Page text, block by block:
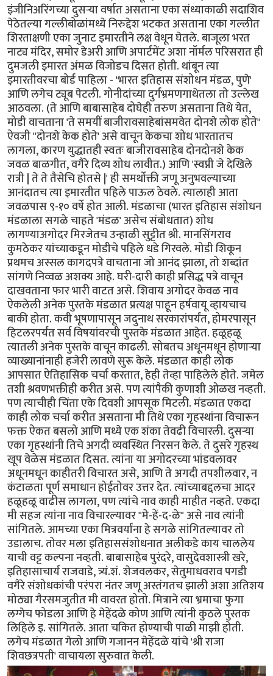
इंजीनिअरिंगच्या दुसर्‍या वर्षात असताना एका संध्याकाळी सदाशिव
पेठेतल्या गल्लीबोळांमध्ये निरुद्देश भटकत असताना एका गल्लीत
शिरताक्षणी एका जुनाट इमारतीने लक्ष वेधून घेतले. बाजूला भरत
नाट्य मंदिर, समोर डेअरी आणि अपार्टमेंट अशा नॉर्मल परिसरात ही
दुमजली इमारत अंमळ विजोडच दिसत होती. थांबून त्या
इमारतीवरचा बोर्ड पाहिला - 'भारत इतिहास संशोधन मंडळ, पुणे'
आणि लगेच ट्यूब पेटली. गोनीदांच्या दुर्गभ्रमणगाथेतला तो उल्लेख
आठवला. (ते आणि बाबासाहेब दोघेही तरुण असताना तिथे येत,
मोडी वाचताना 'ते समयीं बाजीरावसाहेबांसमवेत दोनशे लोक होते"
ऐवजी "दोनशे केक होते' असे वाचून केकचा शोध भारतातच
लागला, कारण युद्धातही स्वतः बाजीरावसाहेब दोनदोनशे केक
जवळ बाळगीत, वगैरे दिव्य शोध लावीत.) आणि 'स्वप्नी जे देखिले
रात्री | ते ते तैसेचि होतसे |' ही समर्थोक्ती जणू अनुभवल्याच्या
आनंदातच त्या इमारतीत पहिले पाऊल ठेवले. त्यालाही आता
जवळपास ९-१० वर्षे होत आली. मंडळाचा (भारत इतिहास संशोधन
मंडळाला सगळे चाहते 'मंडळ' असेच संबोधतात) शोध
लागण्याअगोदर मिरजेतच उन्हाळी सुट्टीत श्री. मानसिंगराव
कुमठेकर यांच्याकडून मोडीचे पहिले धडे गिरवले. मोडी शिकून
प्रथमच अस्सल कागदपत्रे वाचताना जो आनंद झाला, तो शब्दांत
सांगणे निव्वळ अशक्य आहे. घरी-दारी काही प्रसिद्ध पत्रे वाचून
दाखवताना फार भारी वाटत असे. शिवाय अगोदर केवळ नाव
ऐकलेली अनेक पुस्तके मंडळात प्रत्यक्ष पाहून हर्षवायू व्हायचाच
बाकी होता. कवी भूषणापासून जदुनाथ सरकारांपर्यंत, होमरपासून
हिटलरपर्यंत सर्व विषयांवरची पुस्तके मंडळात आहेत. हळूहळू
त्यातली अनेक पुस्तके वाचून काढली. सोबतच अधूनमधून होणार्‍या
व्याख्यानांनाही हजेरी लावणे सुरू केले. मंडळात काही लोक
आपसात ऐतिहासिक चर्चा करतात, हेही तेव्हा पाहिलेले होते. जमेल
तशी श्रवणभक्तीही करीत असे. पण त्यांपैकी कुणाशी ओळख नव्हती.
पण त्याचीही चिंता एके दिवशी आपसूक मिटली. मंडळात एकदा
काही लोक चर्चा करीत असताना मी तिथे एका गृहस्थांना विचारून
फक्त ऐकत बसलो आणि मध्ये एक शंका तेवढी विचारली. दुसर्‍या
एका गृहस्थांनी तिचे अगदी व्यवस्थित निरसन केले. ते दुसरे गृहस्थ
खूप वेळेस मंडळात दिसत. त्यांना या अगोदरच्या भांडवलावर
अधूनमधून काहीतरी विचारत असे, आणि ते अगदी तपशीलवार, न
कंटाळता पूर्ण समाधान होईतोवर उत्तर देत. त्यांच्याबद्दलचा आदर
हळूहळू वाढीस लागला, पण त्यांचे नाव काही माहीत नव्हते. एकदा
मी सहज त्यांना नाव विचारल्यावर "मे-हें-द-ळे" असे नाव त्यांनी
सांगितले. आमच्या एका मित्रवर्यांना हे सगळे सांगितल्यावर तो
उडालाच. तोवर मला इतिहाससंशोधनात अलीकडे काय चाललेय
याची वट्ट कल्पना नव्हती. बाबासाहेब पुरंदरे, वासुदेवशास्त्री खरे,
इतिहासाचार्य राजवाडे, त्र्यं.शं. शेजवलकर, सेतुमाधवराव पगडी
वगैरे संशोधकांची परंपरा नंतर जणू अस्तंगतच झाली अशा अतिशय
मोठ्या गैरसमजुतीत मी वावरत होतो. मित्राने त्या भ्रमाचा फुगा
लग्गेच फोडला आणि हे मेहेंदळे कोण आणि त्यांनी कुठले पुस्तक
लिहिले इ. सांगितले. आता चकित होण्याची पाळी माझी होती.
लगेच मंडळात गेलो आणि गजानन मेहेंदळे यांचे 'श्री राजा
शिवछत्रपती' वाचायला सुरुवात केली.